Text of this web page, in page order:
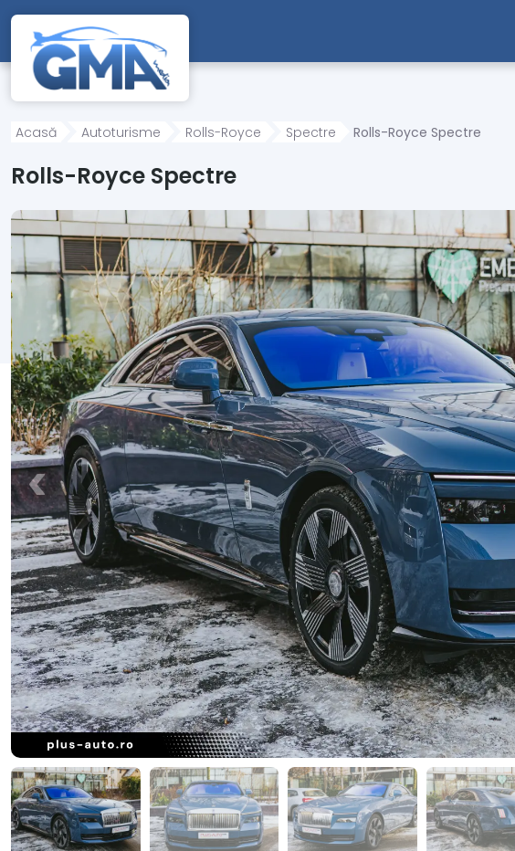
Mergi direct la conținutul principal
Acasă Autoturisme Rolls-Royce Spectre Rolls-Royce Spectre
Rolls-Royce Spectre